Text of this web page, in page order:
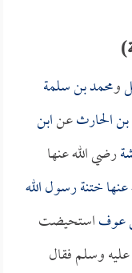
ومحمد بن سلمة
الحارثعنابن
رضي الله عنها
ختنة رسول الله
عوفاستحيضت
وسلم فقال